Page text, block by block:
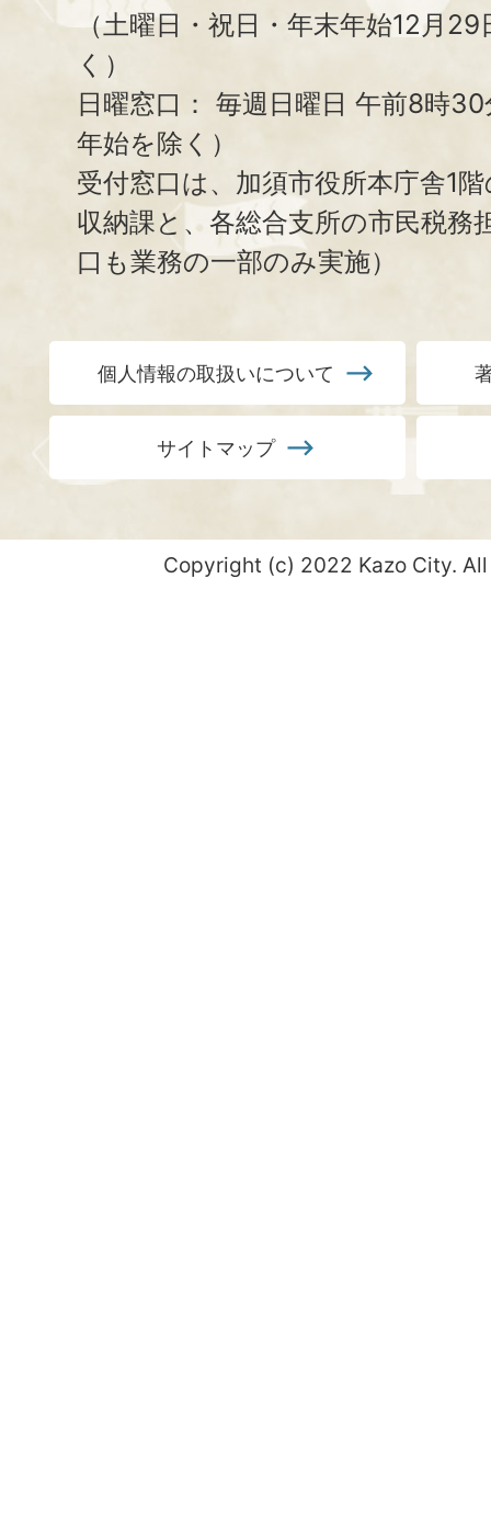
（土曜日・祝日・年末年始12月
く）
日曜窓口： 毎週日曜日 午前8時
年始を除く）
受付窓口は、加須市役所本庁舎1
収納課と、 各総合支所の市民税務
口も業務の一部のみ実施）
個人情報の取扱いについて
サイトマップ
Copyright (c) 2022 Kazo City.